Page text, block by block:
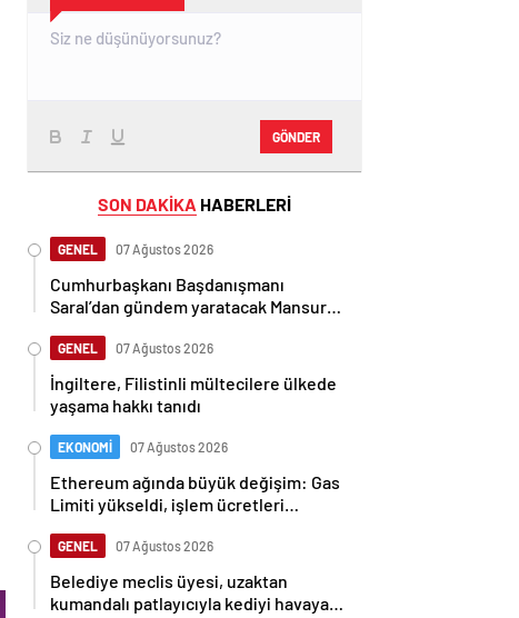
GÖNDER
SON DAKİKA HABERLERİ
GENEL 07 Ağustos 2026
Cumhurbaşkanı Başdanışmanı
Saral’dan gündem yaratacak Mansur
GENEL 07 Ağustos 2026
İngiltere, Filistinli mültecilere ülkede
yaşama hakkı tanıdı
EKONOMİ 07 Ağustos 2026
Ethereum ağında büyük değişim: Gas
Limiti yükseldi, işlem ücretleri
GENEL 07 Ağustos 2026
Belediye meclis üyesi, uzaktan
kumandalı patlayıcıyla kediyi havaya